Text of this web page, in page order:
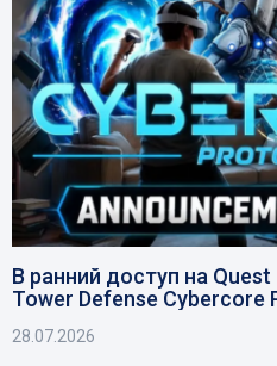
В ранний доступ на
Tower Defense Cybercore
28.07.2026